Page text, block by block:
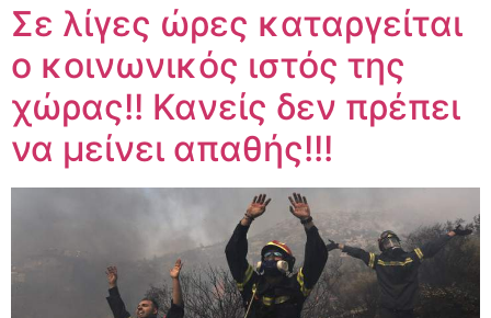
Σε λίγες ώρες καταργείται
ο κοινωνικός ιστός της
χώρας!! Κανείς δεν πρέπει
να μείνει απαθής!!!